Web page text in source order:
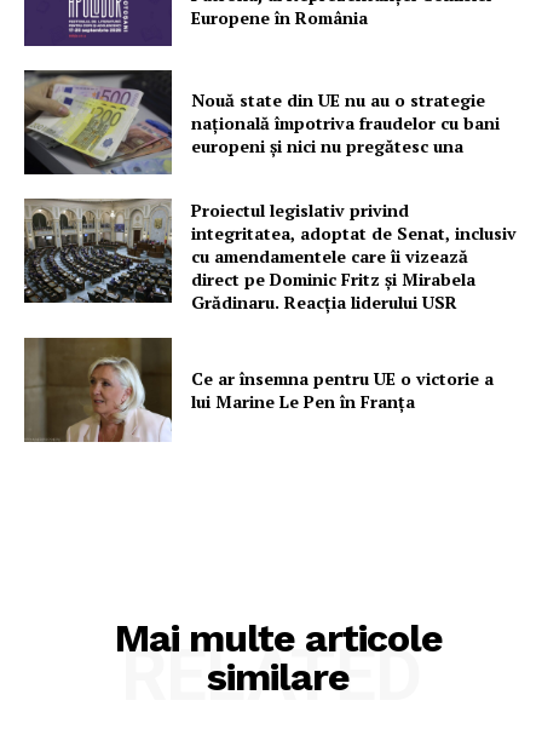
Europene în România
Nouă state din UE nu au o strategie
națională împotriva fraudelor cu bani
europeni și nici nu pregătesc una
Proiectul legislativ privind
integritatea, adoptat de Senat, inclusiv
cu amendamentele care îi vizează
direct pe Dominic Fritz și Mirabela
Grădinaru. Reacția liderului USR
Ce ar însemna pentru UE o victorie a
lui Marine Le Pen în Franța
Mai multe articole
similare
RELATED